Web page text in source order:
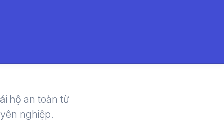
-
hộ an toàn từ
nghiệp.